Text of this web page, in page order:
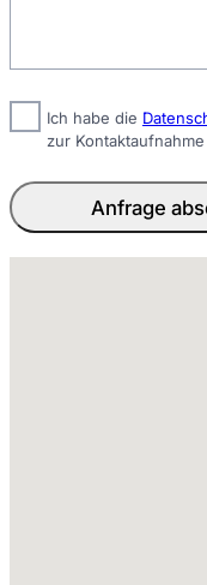
Ich habe die
zur
Anfrage